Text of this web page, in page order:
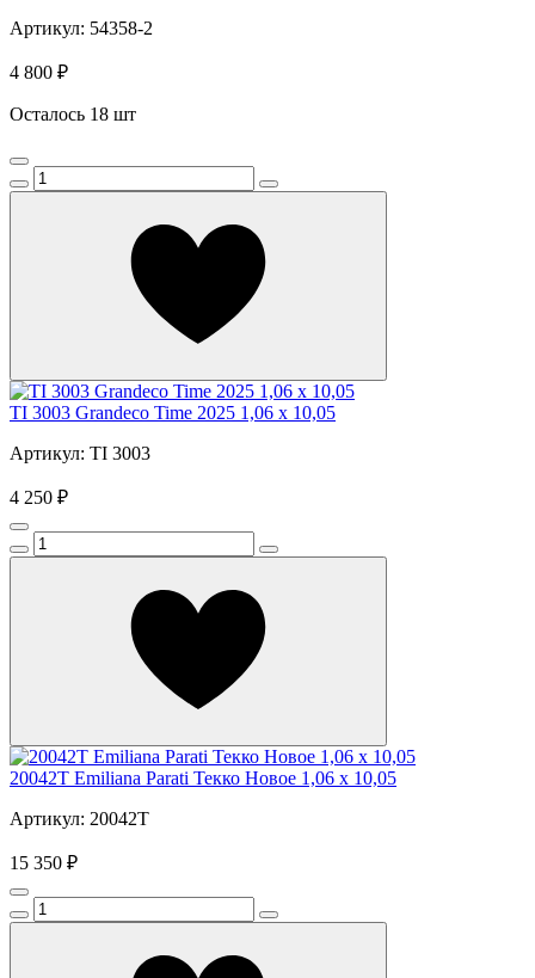
Артикул: 54358-2
4 800 ₽
Осталось 18 шт
TI 3003 Grandeco Time 2025 1,06 x 10,05
Артикул: TI 3003
4 250 ₽
20042T Emiliana Parati Текко Новое 1,06 x 10,05
Артикул: 20042T
15 350 ₽